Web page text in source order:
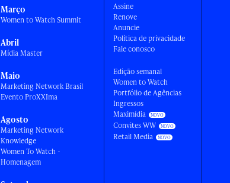
Março
Women to Watch Summit
Abril
Mídia Master
Maio
Marketing Network Brasil
Evento ProXXIma
Agosto
Marketing Network
Knowledge
Women To Watch -
Homenagem
Assine
Renove
Anuncie
Política de privacidade
Fale conosco
Edição semanal
Women to Watch
Portfólio de Agências
Ingressos
Maximídia
Convites WW
Retail Media